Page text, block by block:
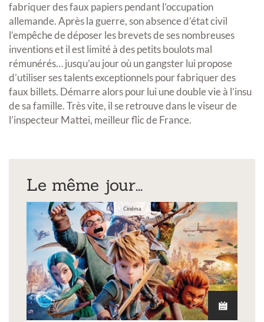
fabriquer des faux papiers pendant l’occupation
allemande. Après la guerre, son absence d’état civil
l’empêche de déposer les brevets de ses nombreuses
inventions et il est limité à des petits boulots mal
rémunérés… jusqu’au jour où un gangster lui propose
d’utiliser ses talents exceptionnels pour fabriquer des
faux billets. Démarre alors pour lui une double vie à l’insu
de sa famille. Très vite, il se retrouve dans le viseur de
l’inspecteur Mattei, meilleur flic de France.
Le même jour...
Cinéma